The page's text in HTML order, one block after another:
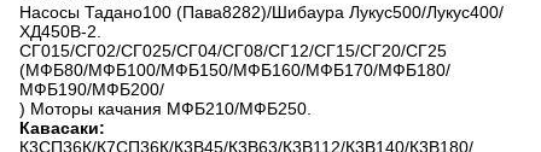
Насосы Тадано100 (Пава8282)/Шибаура Лукус500/Лукус400/
ХД450В-2.
СГ015/СГ02/СГ025/СГ04/СГ08/СГ12/СГ15/СГ20/СГ25
(МФБ80/МФБ100/МФБ150/МФБ160/МФБ170/МФБ180/
МФБ190/МФБ200/
) Моторы качания МФБ210/МФБ250.
Кавасаки:
К3СП36К/К7СП36К/К3В45/К3В63/К3В112/К3В140/К3В180/